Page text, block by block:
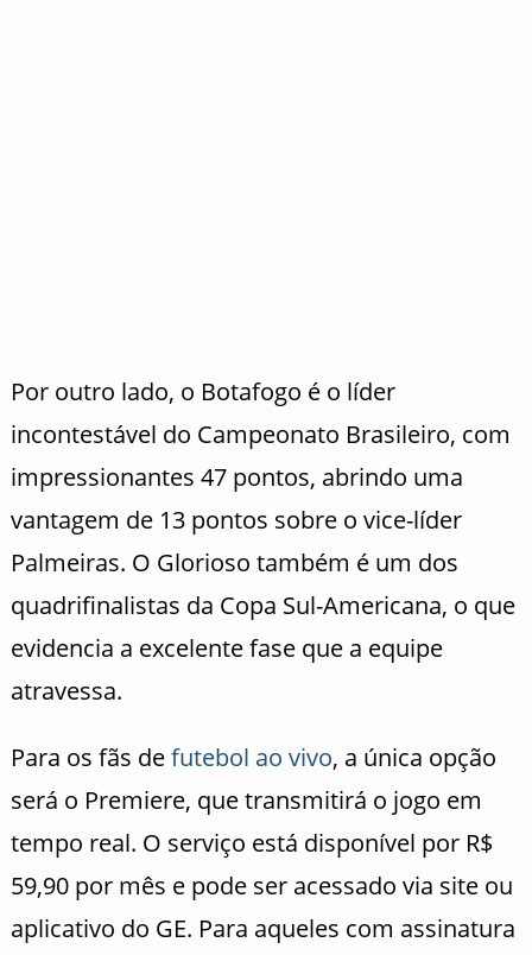
Por outro lado, o Botafogo é o líder
incontestável do Campeonato Brasileiro, com
impressionantes 47 pontos, abrindo uma
vantagem de 13 pontos sobre o vice-líder
Palmeiras. O Glorioso também é um dos
quadrifinalistas da Copa Sul-Americana, o que
evidencia a excelente fase que a equipe
atravessa.
Para os fãs defutebol ao vivo, a única opção
será o Premiere, que transmitirá o jogo em
tempo real. O serviço está disponível por R$
59,90 por mês e pode ser acessado via site ou
aplicativo do GE. Para aqueles com assinatura